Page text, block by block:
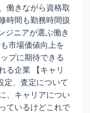
働きながら資格取
時間も勤務時間扱
ジニアが選ぶ働き
市場価値向上を
プに期待できる
る企業 【キャリ
定、査定について
、キャリアについ
ているけどこれで